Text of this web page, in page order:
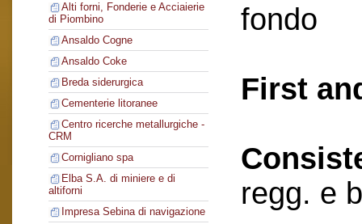
Alti forni, Fonderie e Acciaierie
di Piombino
Ansaldo Cogne
Ansaldo Coke
Breda siderurgica
Cementerie litoranee
Centro ricerche metallurgiche -
CRM
Cornigliano spa
Elba S.A. di miniere e di
altiforni
Impresa Sebina di navigazione
fondo
First
regg. e